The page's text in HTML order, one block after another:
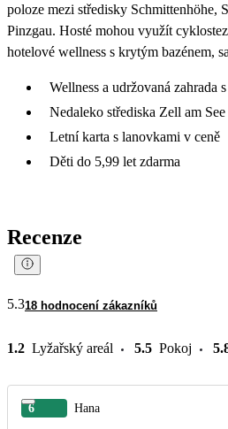
poloze mezi středisky
Pinzgau. Hosté mohou využít
hotelové wellness s krytým bazénem,
Wellness a udržovaná zahrada
Nedaleko střediska Zell am See
Letní karta s lanovkami v ceně
Děti do 5,99 let zdarma
Recenze
5.318 hodnocení zákazníků
1.2 Lyžařský areál 5.5 Pokoj
6 Hana